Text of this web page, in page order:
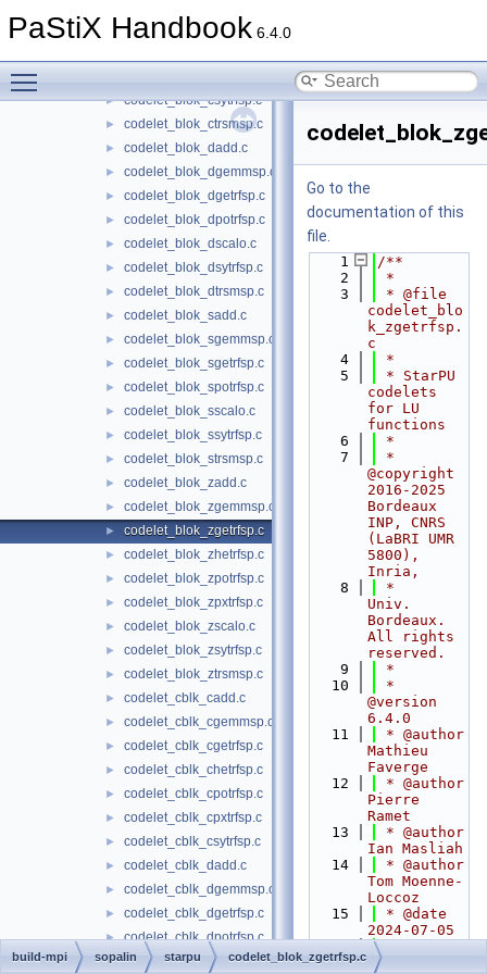
PaStiX Handbook 6.4.0
codelet_blok_cpotrfsp.c
► codelet_blok_csytrfsp.c
► codelet_blok_ctrsmsp.c
► codelet_blok_dadd.c
► codelet_blok_dgemmsp.c
► codelet_blok_dgetrfsp.c
► codelet_blok_dpotrfsp.c
► codelet_blok_dscalo.c
► codelet_blok_dsytrfsp.c
► codelet_blok_dtrsmsp.c
► codelet_blok_sadd.c
► codelet_blok_sgemmsp.c
► codelet_blok_sgetrfsp.c
► codelet_blok_spotrfsp.c
► codelet_blok_sscalo.c
► codelet_blok_ssytrfsp.c
► codelet_blok_strsmsp.c
► codelet_blok_zadd.c
► codelet_blok_zgemmsp.c
► codelet_blok_zgetrfsp.c
► codelet_blok_zhetrfsp.c
► codelet_blok_zpotrfsp.c
► codelet_blok_zpxtrfsp.c
► codelet_blok_zscalo.c
► codelet_blok_zsytrfsp.c
► codelet_blok_ztrsmsp.c
► codelet_cblk_cadd.c
► codelet_cblk_cgemmsp.c
► codelet_cblk_cgetrfsp.c
► codelet_cblk_chetrfsp.c
► codelet_cblk_cpotrfsp.c
► codelet_cblk_cpxtrfsp.c
► codelet_cblk_csytrfsp.c
► codelet_cblk_dadd.c
► codelet_cblk_dgemmsp.c
► codelet_cblk_dgetrfsp.c
► codelet_cblk_dpotrfsp.c
► codelet_cblk_dsytrfsp.c
Go to the
documentation of this
file.
    1
/**
    2
*
    3
* @file
codelet_blo
k_zgetrfsp.
c
    4
*
    5
* StarPU
codelets
for LU
functions
    6
*
    7
*
@copyright
2016-2025
Bordeaux
INP, CNRS
(LaBRI UMR
5800),
Inria,
    8
*
Univ.
Bordeaux.
All rights
reserved.
    9
*
   10
*
@version
6.4.0
   11
* @author
Mathieu
Faverge
   12
* @author
Pierre
Ramet
   13
* @author
Ian Masliah
   14
* @author
Tom Moenne-
Loccoz
   15
* @date
2024-07-05
*
   17
*
build-mpi sopalin starpu codelet_blok_zgetrfsp.c